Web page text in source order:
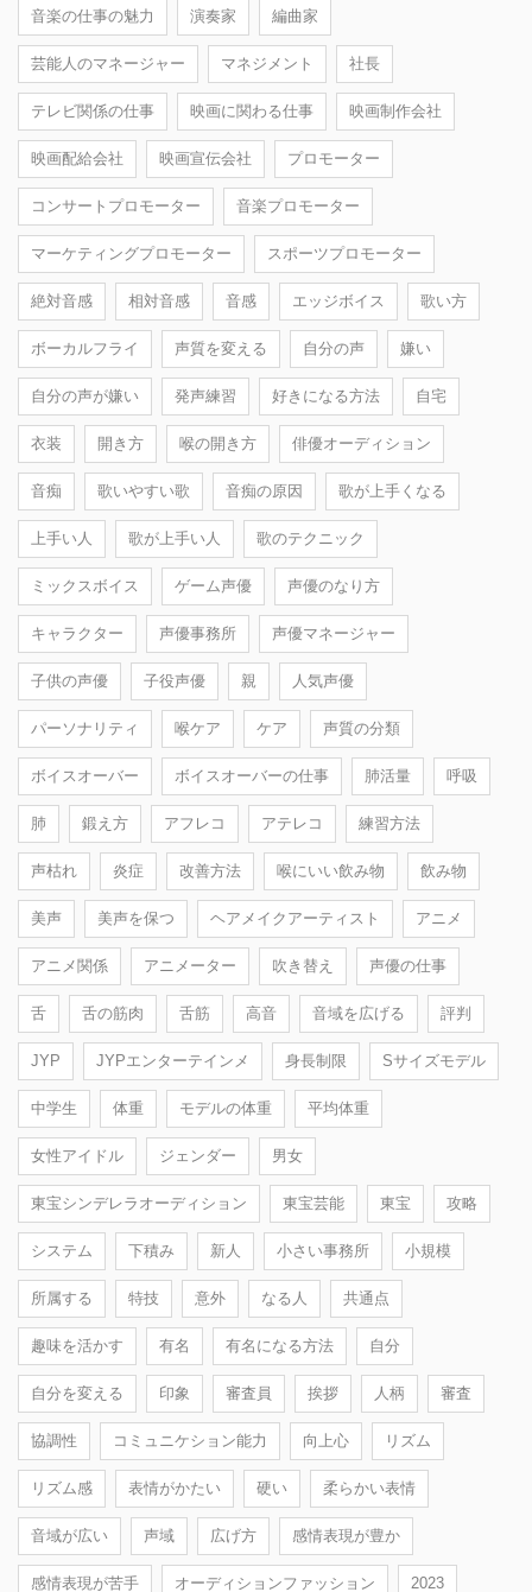
音楽の仕事の魅力 演奏家 編曲家
芸能人のマネージャー マネジメント 社長
テレビ関係の仕事 映画に関わる仕事 映画制作会社
映画配給会社 映画宣伝会社 プロモーター
コンサートプロモーター 音楽プロモーター
マーケティングプロモーター スポーツプロモーター
絶対音感 相対音感 音感 エッジボイス 歌い方
ボーカルフライ 声質を変える 自分の声 嫌い
自分の声が嫌い 発声練習 好きになる方法 自宅
衣装 開き方 喉の開き方 俳優オーディション
音痴 歌いやすい歌 音痴の原因 歌が上手くなる
上手い人 歌が上手い人 歌のテクニック
ミックスボイス ゲーム声優 声優のなり方
キャラクター 声優事務所 声優マネージャー
子供の声優 子役声優 親 人気声優
パーソナリティ 喉ケア ケア 声質の分類
ボイスオーバー ボイスオーバーの仕事 肺活量 呼吸
肺 鍛え方 アフレコ アテレコ 練習方法
声枯れ 炎症 改善方法 喉にいい飲み物 飲み物
美声 美声を保つ ヘアメイクアーティスト アニメ
アニメ関係 アニメーター 吹き替え 声優の仕事
舌 舌の筋肉 舌筋 高音 音域を広げる 評判
JYP JYPエンターテインメ 身長制限 Sサイズモデル
中学生 体重 モデルの体重 平均体重
女性アイドル ジェンダー 男女
東宝シンデレラオーディション 東宝芸能 東宝 攻略
システム 下積み 新人 小さい事務所 小規模
所属する 特技 意外 なる人 共通点
趣味を活かす 有名 有名になる方法 自分
自分を変える 印象 審査員 挨拶 人柄 審査
協調性 コミュニケション能力 向上心 リズム
リズム感 表情がかたい 硬い 柔らかい表情
音域が広い 声域 広げ方 感情表現が豊か
感情表現が苦手 オーディションファッション 2023